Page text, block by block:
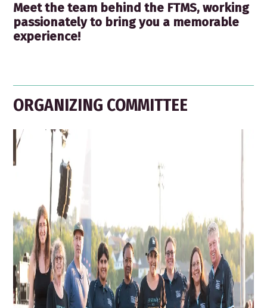
Meet the team behind the FTMS, working
passionately to bring you a memorable
experience!
ORGANIZING COMMITTEE